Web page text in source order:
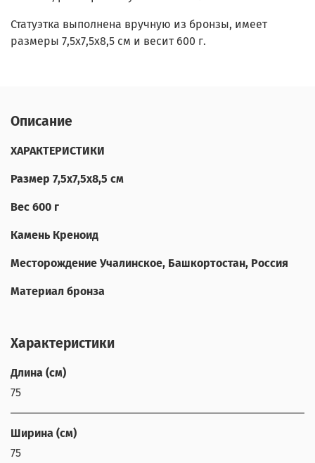
Статуэтка выполнена вручную из бронзы, имеет
размеры 7,5х7,5х8,5 см и весит 600 г.
Описание
ХАРАКТЕРИСТИКИ
Размер 7,5х7,5х8,5 см
Вес 600 г
Камень Креноид
Месторождение Учалинское, Башкортостан, Россия
Материал бронза
Характеристики
Длина (см)
75
Ширина (см)
75